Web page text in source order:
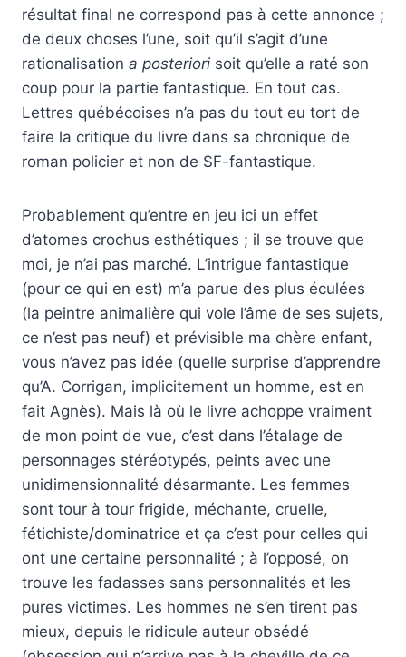
résultat final ne correspond pas à cette annonce ;
de deux choses l’une, soit qu’il s’agit d’une
rationalisation a posteriori soit qu’elle a raté son
coup pour la partie fantastique. En tout cas.
Lettres québécoises n’a pas du tout eu tort de
faire la critique du livre dans sa chronique de
roman policier et non de SF-fantastique.
Probablement qu’entre en jeu ici un effet
d’atomes crochus esthétiques ; il se trouve que
moi, je n’ai pas marché. L’intrigue fantastique
(pour ce qui en est) m’a parue des plus éculées
(la peintre animalière qui vole l’âme de ses sujets,
ce n’est pas neuf) et prévisible ma chère enfant,
vous n’avez pas idée (quelle surprise d’apprendre
qu’A. Corrigan, implicitement un homme, est en
fait Agnès). Mais là où le livre achoppe vraiment
de mon point de vue, c’est dans l’étalage de
personnages stéréotypés, peints avec une
unidimensionnalité désarmante. Les femmes
sont tour à tour frigide, méchante, cruelle,
fétichiste/dominatrice et ça c’est pour celles qui
ont une certaine personnalité ; à l’opposé, on
trouve les fadasses sans personnalités et les
pures victimes. Les hommes ne s’en tirent pas
mieux, depuis le ridicule auteur obsédé